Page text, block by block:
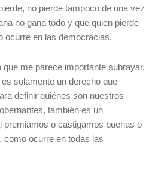
no pierde tampoco de una vez
no gana todo y que quien pierde
ocurre en las democracias.
me parece importante subrayar,
solamente un derecho que
definir quiénes son nuestros
también es un
premiamos o castigamos buenas o
como ocurre en todas las